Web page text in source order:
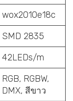
wox2010e18c
SMD 2835
42LEDs/m
RGB, RGBW,
DMX, สีขาว